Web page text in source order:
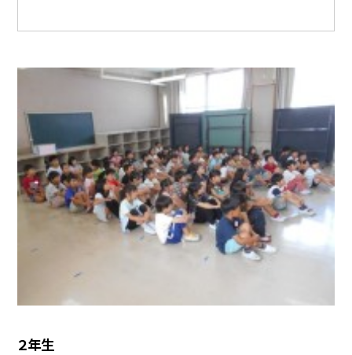
２年生